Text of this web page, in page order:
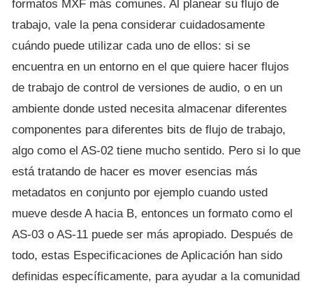
formatos MXF más comunes. Al planear su flujo de
trabajo, vale la pena considerar cuidadosamente
cuándo puede utilizar cada uno de ellos: si se
encuentra en un entorno en el que quiere hacer flujos
de trabajo de control de versiones de audio, o en un
ambiente donde usted necesita almacenar diferentes
componentes para diferentes bits de flujo de trabajo,
algo como el AS-02 tiene mucho sentido. Pero si lo que
está tratando de hacer es mover esencias más
metadatos en conjunto por ejemplo cuando usted
mueve desde A hacia B, entonces un formato como el
AS-03 o AS-11 puede ser más apropiado. Después de
todo, estas Especificaciones de Aplicación han sido
definidas específicamente, para ayudar a la comunidad